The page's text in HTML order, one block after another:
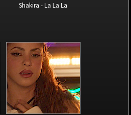
Shakira - La La La